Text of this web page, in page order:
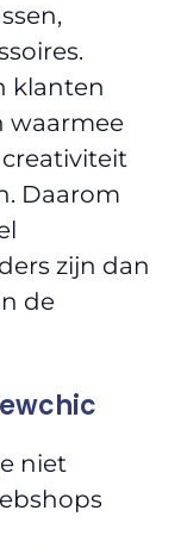
klanten
waarmee
Daarom
zijn dan
de
niet